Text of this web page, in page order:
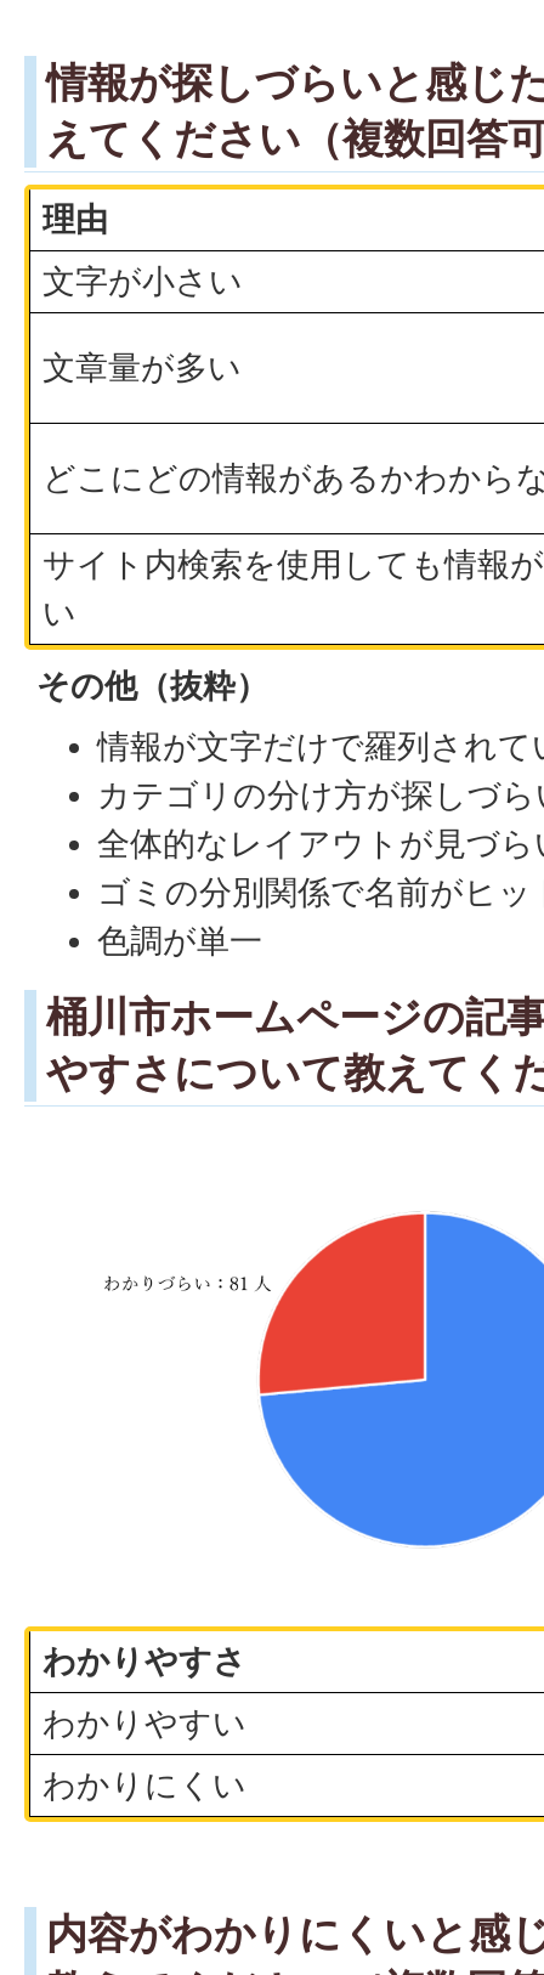
情報が探しづらいと感じ
えてください（複数回答
理由
文字が小さい
文章量が多い
どこにどの情報があるかわから
サイト内検索を使用しても情報
い
その他（抜粋）
情報が文字だけで羅列され
カテゴリの分け方が探しづら
全体的なレイアウトが見づら
ゴミの分別関係で名前がヒ
色調が単一
桶川市ホームページの記
やすさについて教えてく
わかりやすさ
わかりやすい
わかりにくい
内容がわかりにくいと感